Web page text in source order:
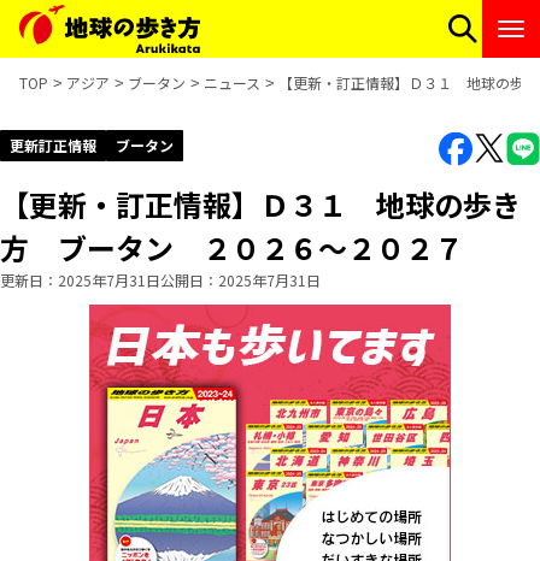
TOP アジア ブータン ニュース 【更新・訂正情報】Ｄ３１ 地球の
更新訂正情報 ブータン
【更新・訂正情報】Ｄ３１ 地球の歩き
方 ブータン ２０２６～２０２７
更新日 2025年7月31日公開日 2025年7月31日